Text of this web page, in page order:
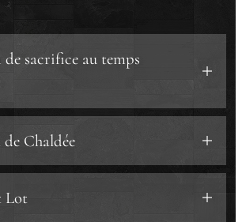
sacrifice au temps
Chaldée
Lot